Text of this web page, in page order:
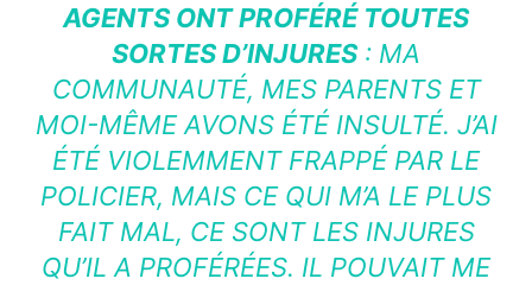
AGENTS ONT PROFÉRÉ TOUTES
SORTES D’INJURES: MA
COMMUNAUTÉ, MES PARENTS ET
MOI-MÊME AVONS ÉTÉ INSULTÉ. J’AI
ÉTÉ VIOLEMMENT FRAPPÉ PAR LE
POLICIER, MAIS CE QUI M’A LE PLUS
FAIT MAL, CE SONT LES INJURES
QU’IL A PROFÉRÉES. IL POUVAIT ME